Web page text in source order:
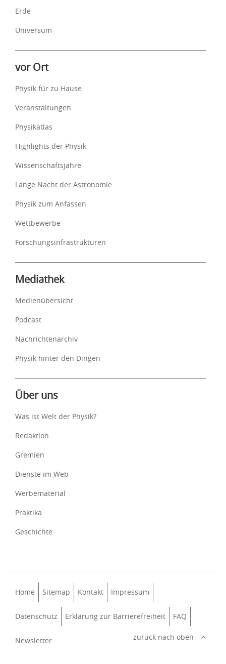
Erde
Universum
vor Ort
Physik für zu Hause
Veranstaltungen
Physikatlas
Highlights der Physik
Wissenschaftsjahre
Lange Nacht der Astronomie
Physik zum Anfassen
Wettbewerbe
Forschungsinfrastrukturen
Mediathek
Medienübersicht
Podcast
Nachrichtenarchiv
Physik hinter den Dingen
Über uns
Was ist Welt der Physik?
Redaktion
Gremien
Dienste im Web
Werbematerial
Praktika
Geschichte
Home Sitemap Kontakt Impressum
Datenschutz Erklärung zur Barrierefreiheit FAQ
Newsletter zurück nach oben